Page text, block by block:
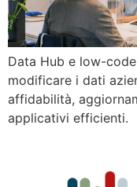
Data Hub e low-
modificare i dati
affidabilità,
applicativi efficienti.